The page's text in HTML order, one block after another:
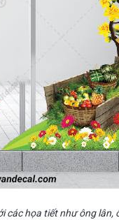
các họa tiết như ông lân,